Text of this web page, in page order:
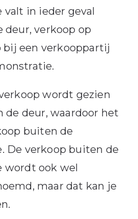
in ieder geval
deur, verkoop op
bij een verkooppartij
wordt gezien
de deur, waardoor het
buiten de
De verkoop buiten de
wordt ook wel
maar dat kan je